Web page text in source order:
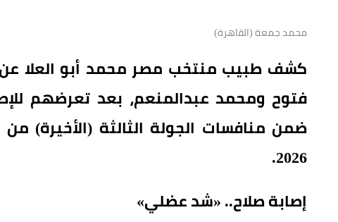
محمد جمعة (القاهرة)
كشف طبيب منتخب مصر محمد أبو العلا عن
فتوح ومحمد عبدالمنعم، بعد تعرضهم
ضمن منافسات الجولة الثالثة (الأخيرة)
2026.
إصابة صلاح.. «شد عضلي»